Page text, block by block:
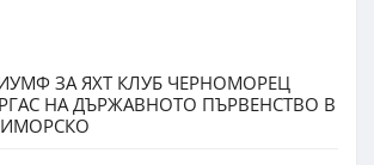
ЗА ЯХТ КЛУБ ЧЕРНОМОРЕЦ
НА ДЪРЖАВНОТО ПЪРВЕНСТВО В